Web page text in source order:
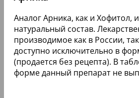
Аналог Арника, как и Хофитол,
натуральный состав.
производимое как в России,
доступно исключительно в
(продается без рецепта). В
форме данный препарат не